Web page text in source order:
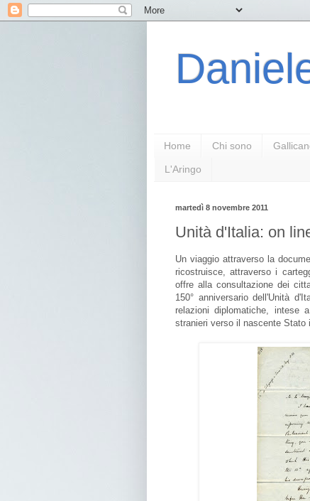
Home Chi sono
L'Aringo
martedì 8 novembre 2011
Unità d'Italia: on
Un viaggio attraverso la
ricostruisce, attraverso i
offre alla consultazione dei
150° anniversario dell'Unità
relazioni diplomatiche, intese
stranieri verso il nascente Stato